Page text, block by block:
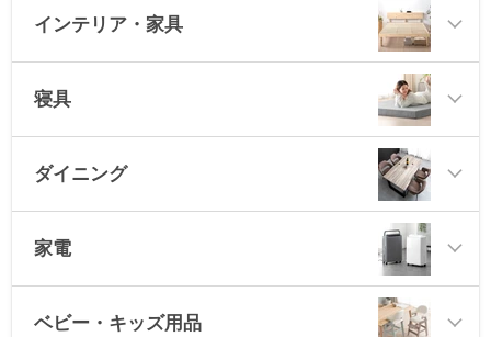
インテリア・家具
寝具
ダイニング
家電
ベビー・キッズ用品